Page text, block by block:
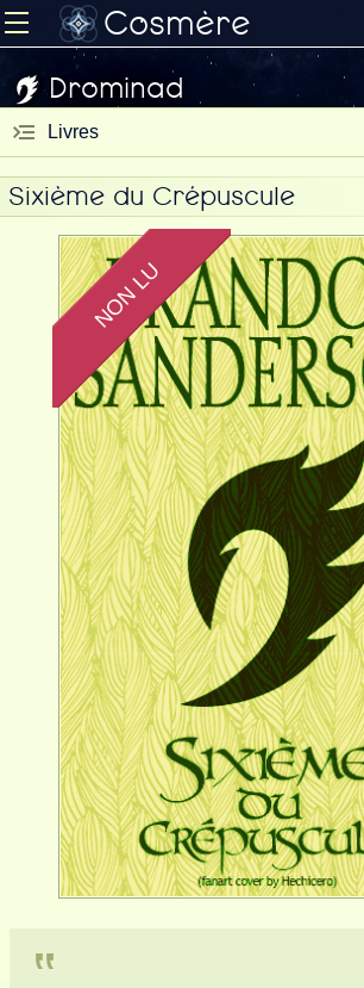
Cosmère
Drominad
Livres
Sixième du Crépuscule
NON LU